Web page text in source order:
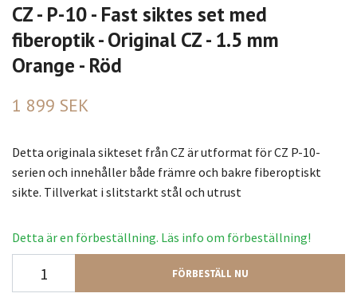
CZ - P-10 - Fast siktes set med
fiberoptik - Original CZ - 1.5 mm
Orange - Röd
1 899 SEK
Detta originala sikteset från CZ är utformat för CZ P-10-
serien och innehåller både främre och bakre fiberoptiskt
sikte. Tillverkat i slitstarkt stål och utrust
Detta är en förbeställning. Läs info om förbeställning!
FÖRBESTÄLL NU